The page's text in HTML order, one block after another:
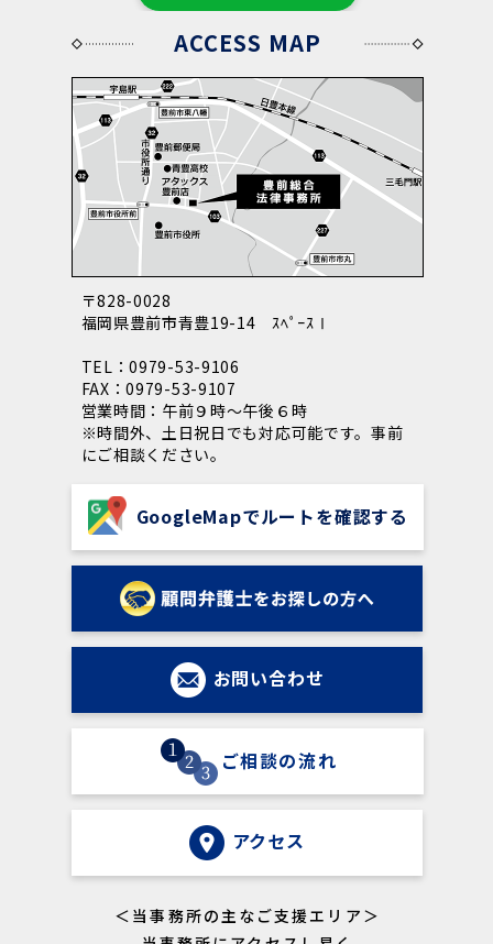
ACCESS MAP
〒828-0028
福岡県豊前市青豊19-14 ｽﾍﾟｰｽⅠ
TEL：0979-53-9106
FAX：0979-53-9107
営業時間：午前９時～午後６時
※時間外、土日祝日でも対応可能です。事前
にご相談ください。
GoogleMapでルートを確認する
お問い合わせ
ご相談の流れ
アクセス
＜当事務所の主なご支援エリア＞